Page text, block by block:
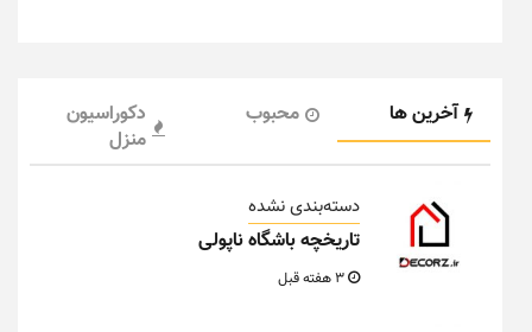
آخرین ها محبوب
دکوراسیون
منزل
دسته‌بندی نشده
تاریخچه باشگاه ناپولی